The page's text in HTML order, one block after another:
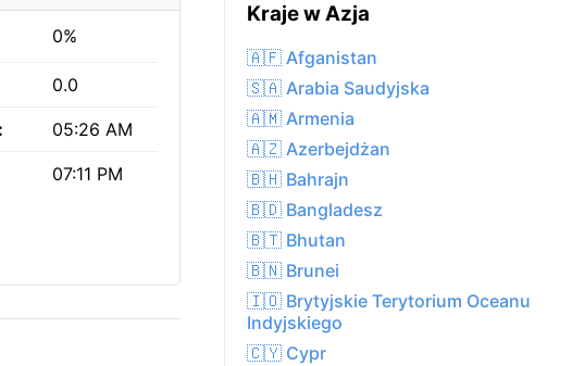
0%
0.0
05:26 AM
07:11 PM
Kraje w Azja
🇦🇫 Afganistan
🇸🇦 Arabia Saudyjska
🇦🇲 Armenia
🇦🇿 Azerbejdżan
🇧🇭 Bahrajn
🇧🇩 Bangladesz
🇧🇹 Bhutan
🇧🇳 Brunei
🇮🇴 Brytyjskie Terytorium Oceanu
Indyjskiego
🇨🇾 Cypr